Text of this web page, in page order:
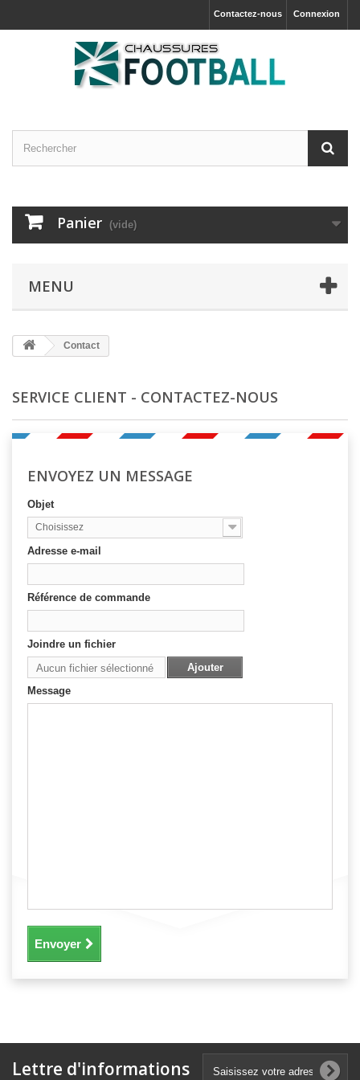
Connexion
Contactez-nous
Panier (vide)
MENU
Contact
SERVICE CLIENT - CONTACTEZ-NOUS
ENVOYEZ UN MESSAGE
Objet
Choisissez
Adresse e-mail
Référence de commande
Joindre un fichier
Aucun fichier sélectionné
Ajouter
Message
Envoyer
Lettre d'informations